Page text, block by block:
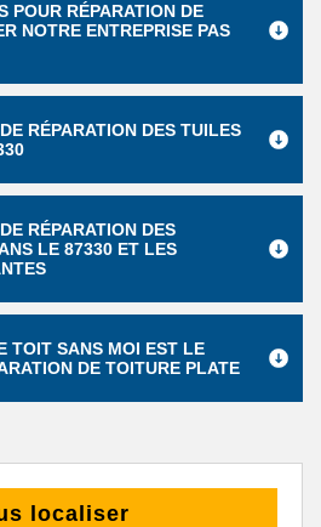
POUR RÉPARATION DE
NOTRE ENTREPRISE PAS
RÉPARATION DES TUILES
RÉPARATION DES
LE 87330 ET LES
TOIT SANS MOI EST LE
DE TOITURE PLATE
localiser